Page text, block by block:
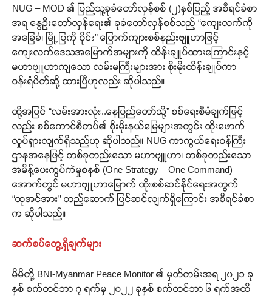
NUG – MOD ၏ ပြည်သူ့ခုခံတော်လှန်စစ် (၂)နှစ်ပြည့် အစီရင်ခံစာ
အရ နွေဦးတော်လှန်ရေး၏ ခုခံတော်လှန်စစ်သည် “ကျေးလက်ကို
အခြေခံ၊ မြို့ပြကို ဝိုင်း” ပြောက်ကျားစစ်နည်းဗျူဟာဖြင့်
ကျေးလက်ဒေသအမြောက်အများကို ထိန်းချူပ်ထားကြောင်းနှင့်
မဟာဗျူဟာကျသော လမ်းမကြီးများအား စိုးမိုးထိန်းချုပ်ကာ
ဝန်းရံပိတ်ဆို့ ထားပြီဟုလည်း ဆိုပါသည်။
ထို့အပြင် “လမ်းအားလုံး..နေပြည်တော်သို့” စစ်ရေးစီမံချက်ဖြင့်
လည်း စစ်ကောင်စီတပ်၏ စိုးမိုးနယ်မြေများအတွင်း ထိုးဖောက်
လှုပ်ရှားလျက်ရှိသည်ဟု ဆိုပါသည်။ NUG ကာကွယ်ရေးဝန်ကြီး
ဌာနအနေဖြင့် တစ်ခုတည်းသော မဟာဗျူဟာ၊ တစ်ခုတည်းသော
အမိန့်ပေးကွပ်ကဲမှုစနစ် (One Strategy – One Command)
အောက်တွင် မဟာဗျူဟာမြောက် ထိုးစစ်ဆင်နိုင်ရေးအတွက်
“ထုအင်အား” တည်ဆောက် ပြင်ဆင်လျက်ရှိကြောင်း အစီရင်ခံစာ
က ဆိုပါသည်။
ဆက်စပ်တွေ့ရှိချက်များ
မိမိတို့ BNI-Myanmar Peace Monitor ၏ မှတ်တမ်းအရ ၂၀၂၁ ခု
နှစ် စက်တင်ဘာ ၇ ရက်မှ ၂၀၂၂ ခုနှစ် စက်တင်ဘာ ၆ ရက်အထိ